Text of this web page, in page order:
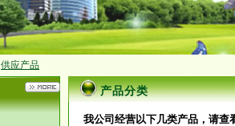
供应产品
产品分类
我公司经营以下几类产品，请查